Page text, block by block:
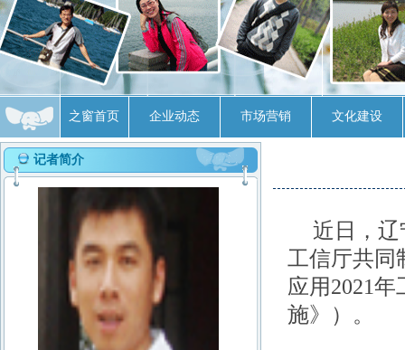
之窗首页 企业动态 市场营销 文化建设
记者简介
近日，
工信厅共同
应用2021
施》）。